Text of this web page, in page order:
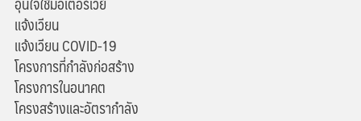
แจ้งเวียน
แจ้งเวียน COVID-19
โครงการที่กำลังก่อสร้าง
โครงการในอนาคต
โครงสร้างและอัตรากำลัง